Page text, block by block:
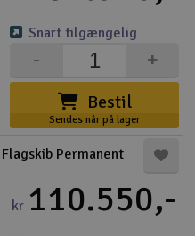
Bestil
Sendes når på lager
+
-
Snart tilgængelig
Permanent
kr 110.550,-